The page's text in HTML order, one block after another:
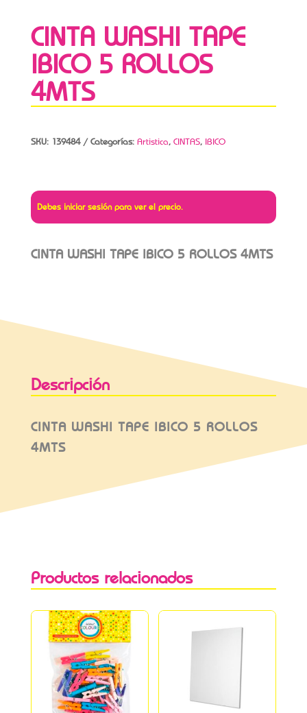
CINTA WASHI TAPE
IBICO 5 ROLLOS
4MTS
SKU: 139484 Categorías: Artistica, CINTAS, IBICO
Debes iniciar sesión para ver el precio.
CINTA WASHI TAPE IBICO 5 ROLLOS 4MTS
Descripción
CINTA WASHI TAPE IBICO 5 ROLLOS
4MTS
Productos relacionados